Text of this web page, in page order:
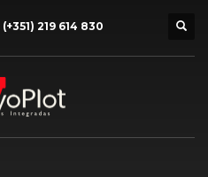
(+351) 219 614 830